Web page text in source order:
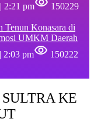
2:21 pm
150229
Tenun Konasara di
UMKM Daerah
2:03 pm 150222
KE